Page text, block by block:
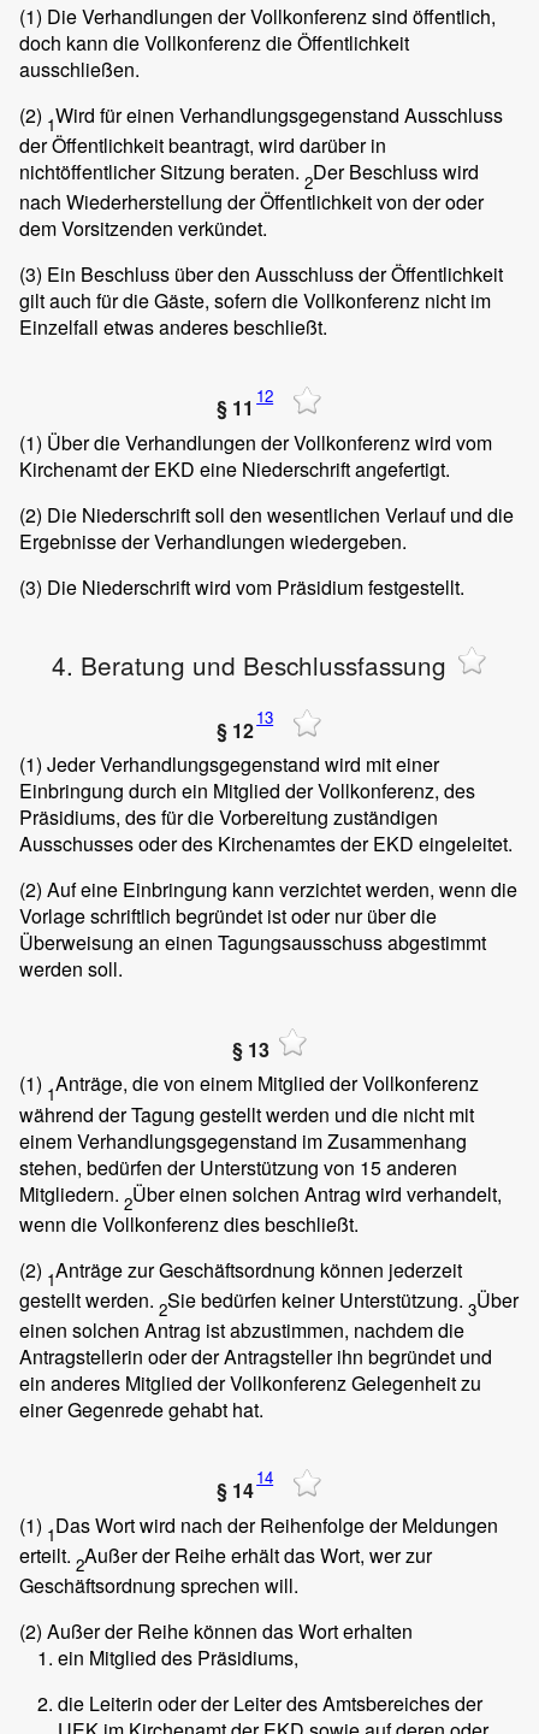
(1) Die Verhandlungen der Vollkonferenz sind öffentlich,
doch kann die Vollkonferenz die Öffentlichkeit
ausschließen.
(2) 1Wird für einen Verhandlungsgegenstand Ausschluss
der Öffentlichkeit beantragt, wird darüber in
nichtöffentlicher Sitzung beraten. 2Der Beschluss wird
nach Wiederherstellung der Öffentlichkeit von der oder
dem Vorsitzenden verkündet.
(3) Ein Beschluss über den Ausschluss der Öffentlichkeit
gilt auch für die Gäste, sofern die Vollkonferenz nicht im
Einzelfall etwas anderes beschließt.
§ 11 12
(1) Über die Verhandlungen der Vollkonferenz wird vom
Kirchenamt der EKD eine Niederschrift angefertigt.
(2) Die Niederschrift soll den wesentlichen Verlauf und die
Ergebnisse der Verhandlungen wiedergeben.
(3) Die Niederschrift wird vom Präsidium festgestellt.
4. Beratung und Beschlussfassung
§ 1213
(1) Jeder Verhandlungsgegenstand wird mit einer
Einbringung durch ein Mitglied der Vollkonferenz, des
Präsidiums, des für die Vorbereitung zuständigen
Ausschusses oder des Kirchenamtes der EKD eingeleitet.
(2) Auf eine Einbringung kann verzichtet werden, wenn die
Vorlage schriftlich begründet ist oder nur über die
Überweisung an einen Tagungsausschuss abgestimmt
werden soll.
§ 13
(1) 1Anträge, die von einem Mitglied der Vollkonferenz
während der Tagung gestellt werden und die nicht mit
einem Verhandlungsgegenstand im Zusammenhang
stehen, bedürfen der Unterstützung von 15 anderen
Mitgliedern. 2Über einen solchen Antrag wird verhandelt,
wenn die Vollkonferenz dies beschließt.
(2) 1Anträge zur Geschäftsordnung können jederzeit
gestellt werden. 2Sie bedürfen keiner Unterstützung. 3Über
einen solchen Antrag ist abzustimmen, nachdem die
Antragstellerin oder der Antragsteller ihn begründet und
ein anderes Mitglied der Vollkonferenz Gelegenheit zu
einer Gegenrede gehabt hat.
§ 1414
(1) 1Das Wort wird nach der Reihenfolge der Meldungen
erteilt. 2Außer der Reihe erhält das Wort, wer zur
Geschäftsordnung sprechen will.
(2) Außer der Reihe können das Wort erhalten
ein Mitglied des Präsidiums,
die Leiterin oder der Leiter des Amtsbereiches der